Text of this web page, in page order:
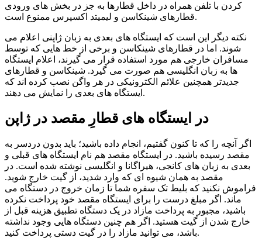
کردن با تلفن همراه در داخل قطارها به جز در بخش های ورودی
قطارهای شینکاسن و لیمیتد اکسپرس ممنوع است.
نکته دیگر این است که ایستگاه های بعدی به زبان ژاپنی اعلام می
شوند. اما در قطارهای شینکاسن و برخی از خط هایی که توسط
مسافران خارجی هم مورد استفاده قرار می گیرند، اعلام ایستگاه
ها به زبان انگلیسی هم صورت می گیرد. شینکاسن و قطارهای
جدیدتر همچنین علائم الکترونیکی در هر واگن نصب کرده اند که
ایستگاه های بعدی را نمایش می دهند.
در ایستگاه های قطارِ مقصد در ژاپن
اگر آنچه را که تا کنون گفتیم، انجام داده باشید؛ باید بدون دردسر به
مقصد رسیده باشید. در ایستگاه مقصد هم نام ایستگاه های قبلی و
بعدی به زبان های کانجی، هیراگانا و انگلیسی نوشته شده است. در
مقصد به همان شیوه ای که وارد شدید، از گیت خارج شوید.
فراموش نکنید که بلیط تک سفره شما تا زمان خروج در دستگاه می
ماند. اگر مبلغ درست را برای ایستگاه مقصد خود پرداخت نکرده
باشید، مجبور به پرداخت مازاد در یک دستگاه تطبیق هزینه قبل از
خارج شدن از گیت هستید. اگر هم چنین دستگاه هایی وجود نداشته
باشد، می توانید مازاد را در گیت دستی پرداخت کنید.